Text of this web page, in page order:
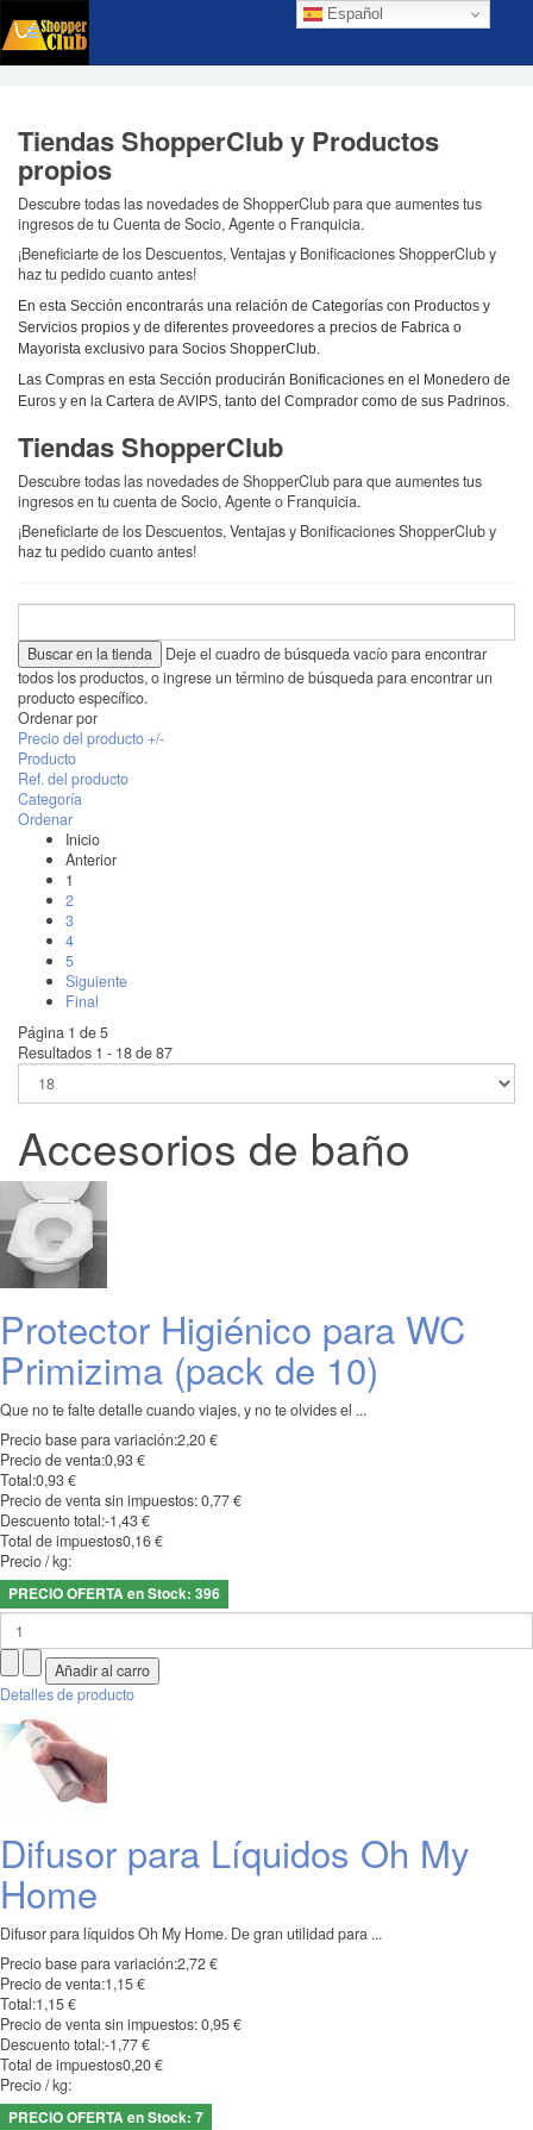
Español
Tiendas ShopperClub y Productos
propios
Descubre todas las novedades de ShopperClub para que aumentes tus
ingresos de tu Cuenta de Socio, Agente o Franquicia.
¡Beneficiarte de los Descuentos, Ventajas y Bonificaciones ShopperClub y
haz tu pedido cuanto antes!
En esta Sección encontrarás una relación de Categorías con Productos y
Servicios propios y de diferentes proveedores a precios de Fabrica o
Mayorista exclusivo para Socios ShopperClub.
Las Compras en esta Sección producirán Bonificaciones en el Monedero de
Euros y en la Cartera de AVIPS, tanto del Comprador como de sus Padrinos.
Tiendas ShopperClub
Descubre todas las novedades de ShopperClub para que aumentes tus
ingresos en tu cuenta de Socio, Agente o Franquicia.
¡Beneficiarte de los Descuentos, Ventajas y Bonificaciones ShopperClub y
haz tu pedido cuanto antes!
Deje el cuadro de búsqueda vacío para encontrar
todos los productos, o ingrese un término de búsqueda para encontrar un
producto específico.
Ordenar por
Precio del producto +/-
Producto
Ref. del producto
Categoría
Ordenar
Inicio
Anterior
1
2
3
4
5
Siguiente
Final
Página 1 de 5
Resultados 1 - 18 de 87
Accesorios de baño
Protector Higiénico para WC
Primizima (pack de 10)
Que no te falte detalle cuando viajes, y no te olvides el ...
Precio base para variación:2,20 €
Precio de venta:0,93 €
Total:0,93 €
Precio de venta sin impuestos:0,77 €
Descuento total:-1,43 €
Total de impuestos0,16 €
Precio / kg:
PRECIO OFERTA en Stock: 396
Detalles de producto
Difusor para Líquidos Oh My
Home
Difusor para líquidos Oh My Home. De gran utilidad para ...
Precio base para variación:2,72 €
Precio de venta:1,15 €
Total:1,15 €
Precio de venta sin impuestos:0,95 €
Descuento total:-1,77 €
Total de impuestos0,20 €
Precio / kg:
PRECIO OFERTA en Stock: 7